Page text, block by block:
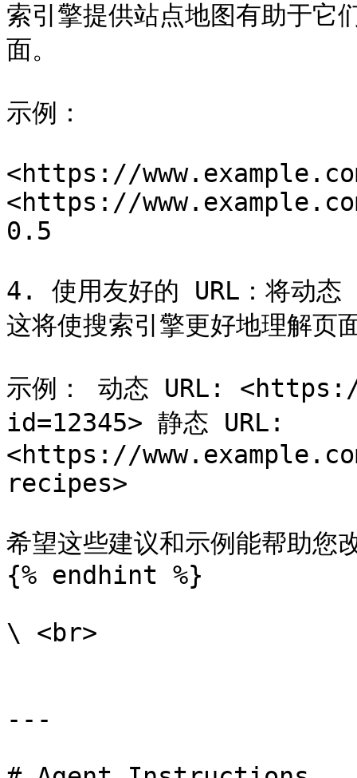
索引擎提供站点地图有助于它
面。
示例：
<https://
<https://
0.5
4. 使用友好的 URL：将动态
这将使搜索引擎更好地理解页
示例： 动态 URL:
id=12345> 静态 URL:
<https://
recipes>
希望这些建议和示例能帮助您
{% endhint %}
\ <br>
---